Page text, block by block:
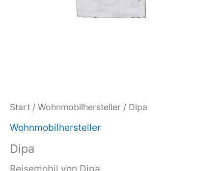
Start / Wohnmobilhersteller / Dipa
Wohnmobilhersteller
Dipa